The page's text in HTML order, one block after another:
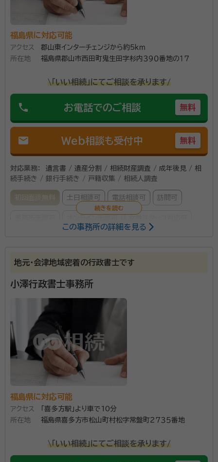
務委任契約などの生前対策や介護施設の入退去の手続
の収集並びに相続人の確定、相続財産調査、遺産分割協
議書作成、相続情報一覧図の申請、銀行口座の解約、証
券口座の解約や移管、 生命保険手続きサポート、不動産
てトータルサポートいたします。遺品整理や介護施設へ
の入退去の手続きサポートに伴う不用品の処分やお車
の名義変更その他の行政手続きサポートもお任せくださ
い。任せてあんしんをモットーにしてお客様のご要望に
応えられる仕事をさせて頂きます。
資格等：
特定行政書士、申請取次及び出張封印資格者 宅地建物取
福島県行政書士会、一般社団法人コスモス成年後見サポ
福島県に対応可能
アクセス
郡山東インターチェンジから約5ｋｍ
所在地
福島県郡山市西田町鬼生田字杉内３９０番地の１７
\「いい相続」にてご相談を承ります/
phone お電話でのご相談 無料
mail Web相談も受付中 無料
対応業務：
遺言書 / 遺産分割 / 相続財産調査 / 成年後見 / 相
続手続き / 銀行手続き / 戸籍収集 / 相続人調査
初回面談無料 土日相談可 電話相談可 訪問可
本田香織
行政書士
相続でのお悩みはありませんか？お悩み解消の手助け
をいたします。自分たちだけで相続手続きをする時間が
ない、やり方がわからないという方は、どうぞ、お気軽
にお問い合わせください。
所属団体：福島県行政書士会
この事務所の詳細を見る
地元・会津地域密着の行政書士です
小澤行政書士事務所
福島県に対応可能
アクセス
「喜多方駅」より車で10分
所在地
福島県喜多方市松山町村松字常盤町２７３５番地
\「いい相続」にてご相談を承ります/